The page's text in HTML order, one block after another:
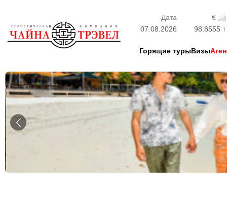
Дата
€
07.08.2026
98.8555
Горящие турыВизы